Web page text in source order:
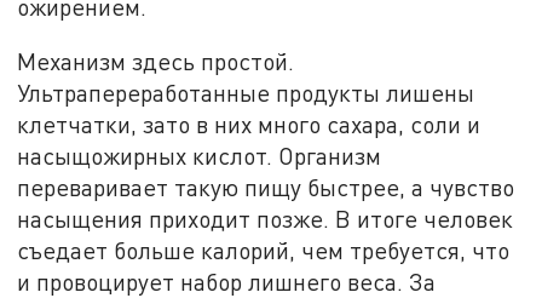
ожирением.
Механизм здесь простой.
Ультрапереработанные продукты лишены
клетчатки, зато в них много сахара, соли и
насыщожирных кислот. Организм
переваривает такую пищу быстрее, а чувство
насыщения приходит позже. В итоге человек
съедает больше калорий, чем требуется, что
и провоцирует набор лишнего веса. За